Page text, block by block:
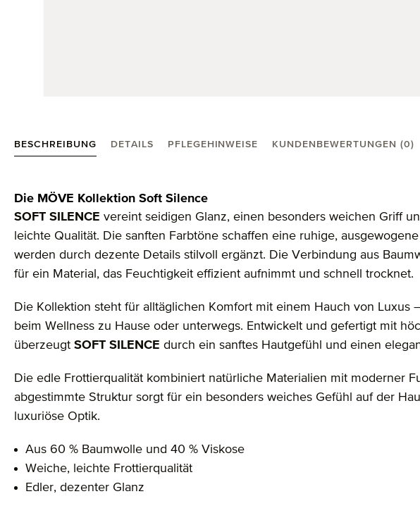
BESCHREIBUNG DETAILS PFLEGEHINWEISE KUNDENBEWERTUNGEN (0)
Produktinformationen "Soft Silence Duschtuch 67X140 cm"
Die MÖVE Kollektion Soft Silence
SOFT SILENCE vereint seidigen Glanz, einen besonders weichen Griff
leichte Qualität. Die sanften Farbtöne schaffen eine ruhige,
werden durch dezente Details stilvoll ergänzt. Die Verbindung aus
für ein Material, das Feuchtigkeit effizient aufnimmt und schnell trocknet.
Die Kollektion steht für alltäglichen Komfort mit einem Hauch von Luxus
beim Wellness zu Hause oder unterwegs. Entwickelt und gefertigt mit
überzeugt SOFT SILENCE durch ein sanftes Hautgefühl und einen
Die edle Frottierqualität kombiniert natürliche Materialien mit moderner
abgestimmte Struktur sorgt für ein besonders weiches Gefühl auf der
luxuriöse Optik.
Aus 60 % Baumwolle und 40 % Viskose
Weiche, leichte Frottierqualität
Edler, dezenter Glanz